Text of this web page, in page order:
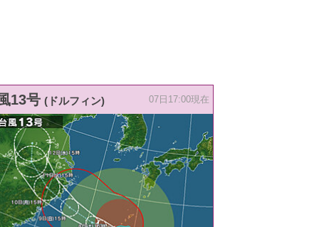
13号 (ドルフィン) 07日17:00現在